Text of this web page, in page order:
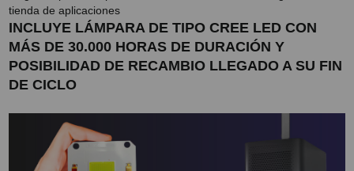
tienda de aplicaciones
INCLUYE LÁMPARA DE TIPO CREE LED CON
MÁS DE 30.000 HORAS DE DURACIÓN Y
POSIBILIDAD DE RECAMBIO LLEGADO A SU FIN
DE CICLO